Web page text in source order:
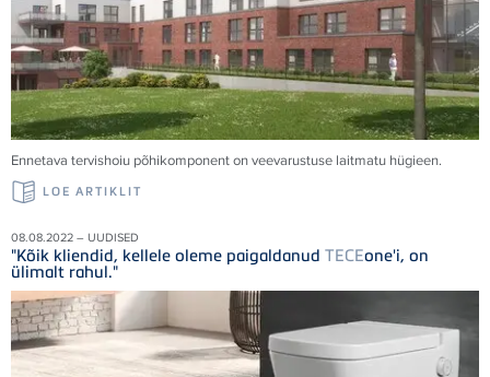
Ennetava tervishoiu põhikomponent on veevarustuse laitmatu hügieen.
LOE ARTIKLIT
08.08.2022 – UUDISED
"Kõik kliendid, kellele oleme paigaldanud TECEone'i, on
ülimalt rahul."